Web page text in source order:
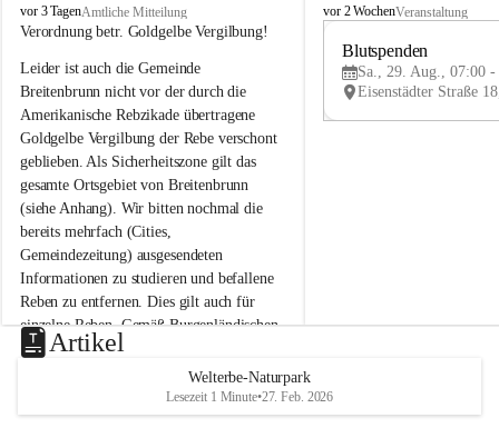
B
r
i
t
e
n
b
r
u
n
n
a
m
N
e
u
s
d
vor 3 TagenAmtliche Mitteilung
Verordnung betr. Goldgelbe Vergilbung!
Leider ist auch die Gemeinde
Breitenbrunn nicht vor der durch die
Amerikanische Rebzikade übertragene
Goldgelbe Vergilbung der Rebe verschont
geblieben. Als Sicherheitszone gilt das
gesamte Ortsgebiet von Breitenbrunn
(siehe Anhang). Wir bitten nochmal die
bereits mehrfach (Cities,
Gemeindezeitung) ausgesendeten
Informationen zu studieren und befallene
Reben zu entfernen. Dies gilt auch für
einzelne Reben. Gemäß Burgenländischen
Weinbaugesetz sind nicht gepflegte oder
unzulässige Weingärten zu roden! Bitte
helfen wir zusammen um unsere Winzer
vor den prognostizierten Ernteausfällen
B
e
u
e
d
vor 2 WochenVeranstaltung
Blutspenden
Sa., 29. Aug., 07:00 -
Artikel
Welterbe-Naturpark
Lesezeit 1 Minute•27. Feb. 2026